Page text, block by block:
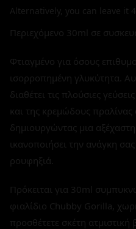
Alternatively, you can leave it
Περιεχόμενο 30ml σε
Φτιαγμένο για όσους
ισορροπημένη γλυκύτητα.
διαθέτει τις πλούσιες
και της κρεμώδους πραλίνας
δημιουργώντας μια
ικανοποιήσει την ανάγκη
ρουφηξιά.
Πρόκειται για 30ml
φιαλίδιο Chubby Gorilla,
προσθέτετε σκέτη ατμιστική